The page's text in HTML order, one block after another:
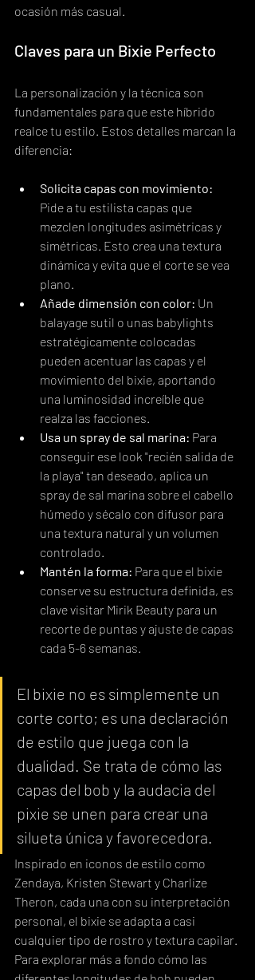
ocasión más casual.
Claves para un Bixie Perfecto
La personalización y la técnica son
fundamentales para que este híbrido
realce tu estilo. Estos detalles marcan la
diferencia:
Solicita capas con movimiento:
Pide a tu estilista capas que
mezclen longitudes asimétricas y
simétricas. Esto crea una textura
dinámica y evita que el corte se vea
plano.
Añade dimensión con color: Un
balayage sutil o unas babylights
estratégicamente colocadas
pueden acentuar las capas y el
movimiento del bixie, aportando
una luminosidad increíble que
realza las facciones.
Usa un spray de sal marina: Para
conseguir ese look "recién salida de
la playa" tan deseado, aplica un
spray de sal marina sobre el cabello
húmedo y sécalo con difusor para
una textura natural y un volumen
controlado.
Mantén la forma: Para que el bixie
conserve su estructura definida, es
clave visitar Mirik Beauty para un
recorte de puntas y ajuste de capas
cada 5-6 semanas.
El bixie no es simplemente un
corte corto; es una declaración
de estilo que juega con la
dualidad. Se trata de cómo las
capas del bob y la audacia del
pixie se unen para crear una
silueta única y favorecedora.
Inspirado en iconos de estilo como
Zendaya, Kristen Stewart y Charlize
Theron, cada una con su interpretación
personal, el bixie se adapta a casi
cualquier tipo de rostro y textura capilar.
Para explorar más a fondo cómo las